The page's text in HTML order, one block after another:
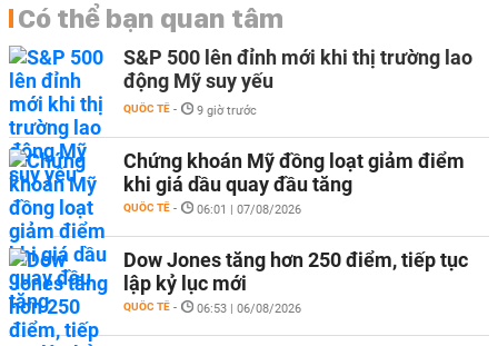
Có thể bạn quan tâm
S&P 500 lên đỉnh mới khi thị trường lao
động Mỹ suy yếu
QUỐC TẾ - 9 giờ trước
Chứng khoán Mỹ đồng loạt giảm điểm
khi giá dầu quay đầu tăng
QUỐC TẾ - 06:01 | 07/08/2026
Dow Jones tăng hơn 250 điểm, tiếp tục
lập kỷ lục mới
QUỐC TẾ - 06:53 | 06/08/2026